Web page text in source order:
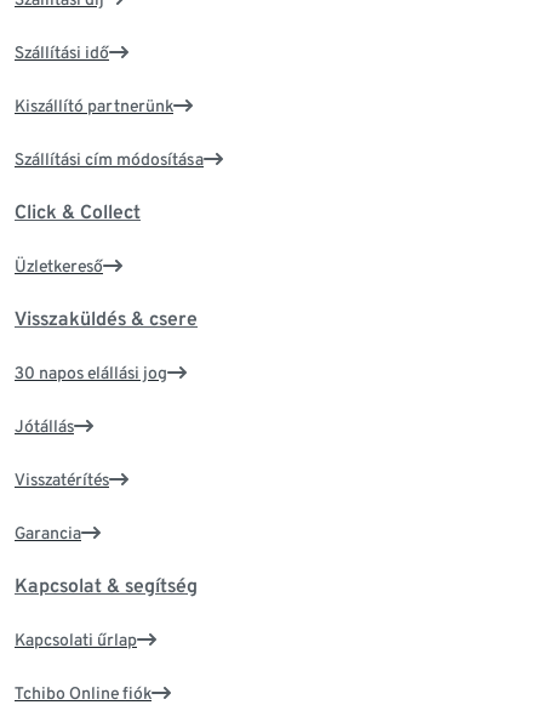
Szállítási idő
Kiszállító partnerünk
Szállítási cím módosítása
Click & Collect
Üzletkereső
Visszaküldés & csere
30 napos elállási jog
Jótállás
Visszatérítés
Garancia
Kapcsolat & segítség
Kapcsolati űrlap
Tchibo Online fiók